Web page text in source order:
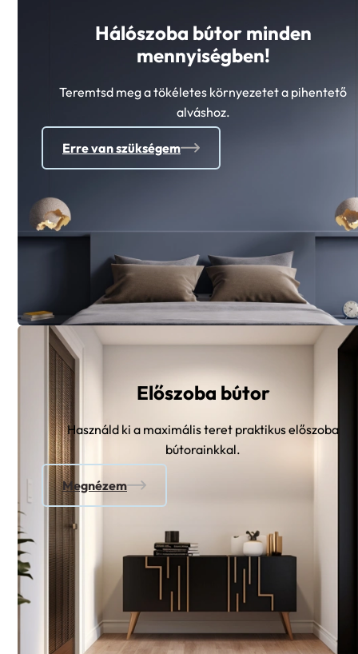
Hálószoba bútor minden
mennyiségben!
Teremtsd meg a tökéletes környezetet a pihentető
alváshoz.
Erre van szükségem
Előszoba bútor
Használd ki a maximális teret praktikus előszoba
bútorainkkal.
Megnézem